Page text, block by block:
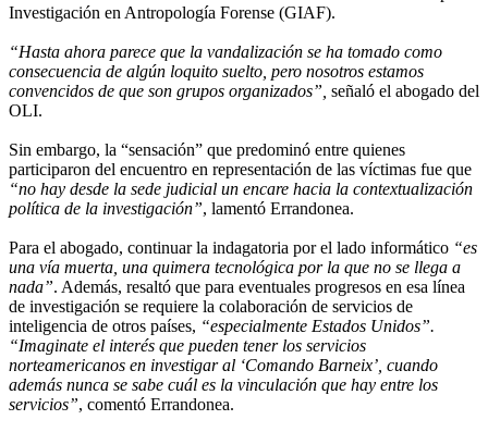
Investigación en Antropología Forense (GIAF).
“Hasta ahora parece que la vandalización se ha tomado como
consecuencia de algún loquito suelto, pero nosotros estamos
convencidos de que son grupos organizados”, señaló el abogado del
OLI.
Sin embargo, la “sensación” que predominó entre quienes
participaron del encuentro en representación de las víctimas fue que
“no hay desde la sede judicial un encare hacia la contextualización
política de la investigación”, lamentó Errandonea.
Para el abogado, continuar la indagatoria por el lado informático “es
una vía muerta, una quimera tecnológica por la que no se llega a
nada”. Además, resaltó que para eventuales progresos en esa línea
de investigación se requiere la colaboración de servicios de
inteligencia de otros países, “especialmente Estados Unidos”.
“Imaginate el interés que pueden tener los servicios
norteamericanos en investigar al ‘Comando Barneix’, cuando
además nunca se sabe cuál es la vinculación que hay entre los
servicios”, comentó Errandonea.